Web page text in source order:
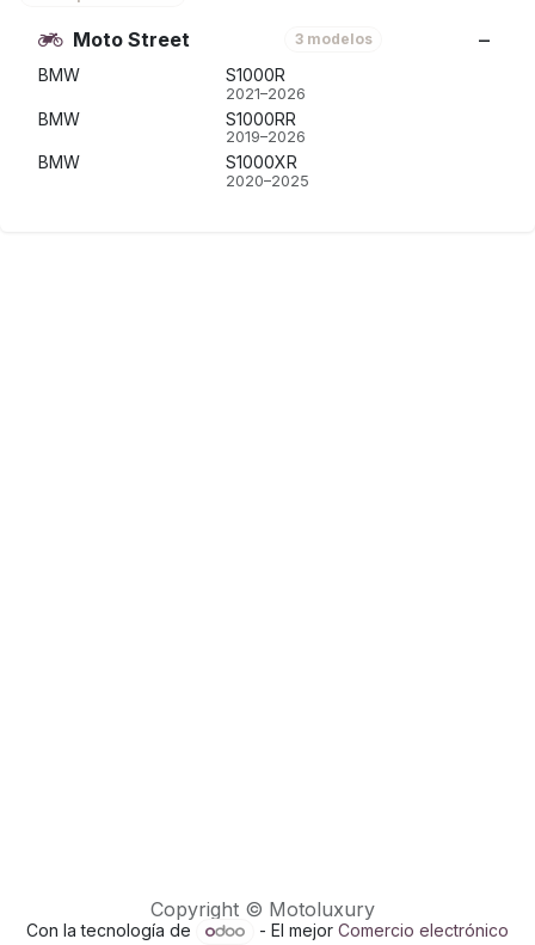
Moto Street 3 modelos
BMW S1000R
2021–2026
BMW S1000RR
2019–2026
BMW S1000XR
2020–2025
Copyright © Motoluxury
Con la tecnología de - El mejor Comercio electrónico